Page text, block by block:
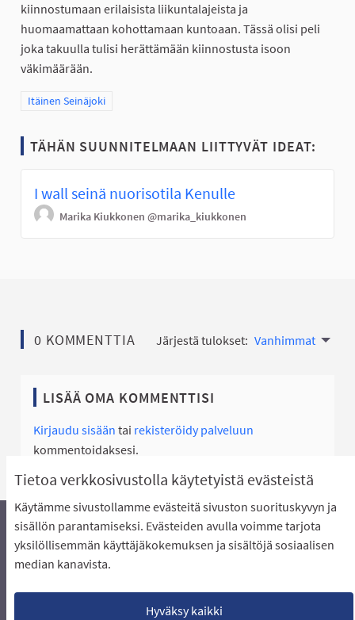
Tietoa verkkosivustolla käytetyistä evästeistä
Käytämme sivustollamme evästeitä sivuston suorituskyvyn ja
sisällön parantamiseksi. Evästeiden avulla voimme tarjota
yksilöllisemmän käyttäjäkokemuksen ja sisältöjä sosiaalisen
median kanavista.
Hyväksy kaikki
kiinnostumaan erilaisista liikuntalajeista ja
huomaamattaan kohottamaan kuntoaan. Tässä olisi peli
joka takuulla tulisi herättämään kiinnostusta isoon
väkimäärään.
Rajaa tulokset teeman mukaan: Itäinen Seinäjoki
Itäinen Seinäjoki
TÄHÄN SUUNNITELMAAN LIITTYVÄT IDEAT:
I wall seinä nuorisotila Kenulle
Marika Kiukkonen @marika_kiukkonen
0 KOMMENTTIA Järjestä tulokset: Vanhimmat
LISÄÄ OMA KOMMENTTISI
Kirjaudu sisään tai rekisteröidy palveluun
kommentoidaksesi.
Äänestyksen pikaohjeet
Usein kysytyt kysymykset
Näin äänestät Asukasbudjetissa
Lataa avoimet datatiedostot